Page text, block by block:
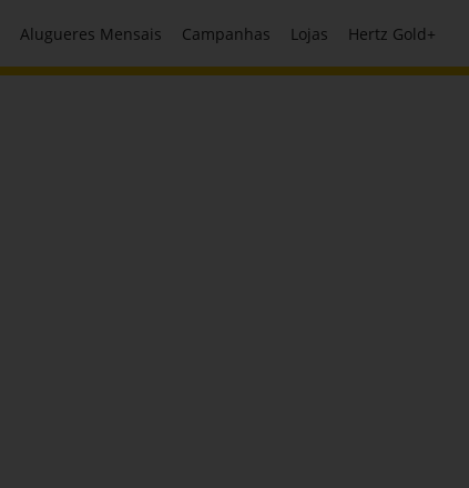
Alugueres Mensais Campanhas Lojas Hertz Gold+